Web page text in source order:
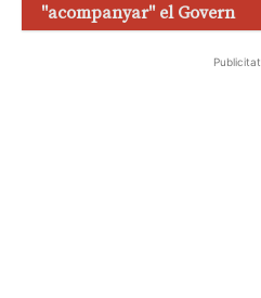
"acompanyar" el Govern
Publicitat